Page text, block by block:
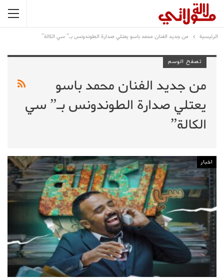
الرئيسية من جديد الفنان محمد باسو يعتلي صدارة الطوندونس بـ” سي الكالة”
تصفح الوسم
من جديد الفنان محمد باسو
يعتلي صدارة الطوندونس بـ” سي
الكالة”
اخبار